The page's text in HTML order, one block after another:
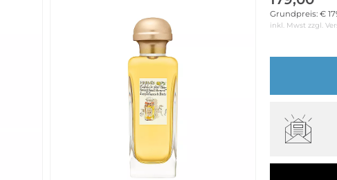
Grundpreis: €
inkl. Mwst zzgl.